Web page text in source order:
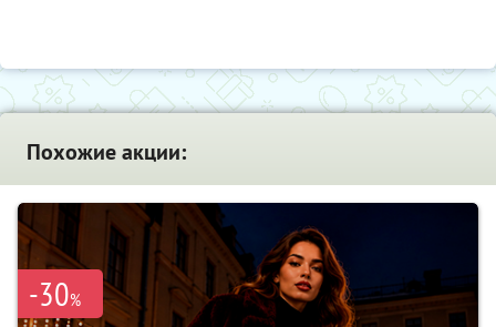
Похожие акции:
-30%